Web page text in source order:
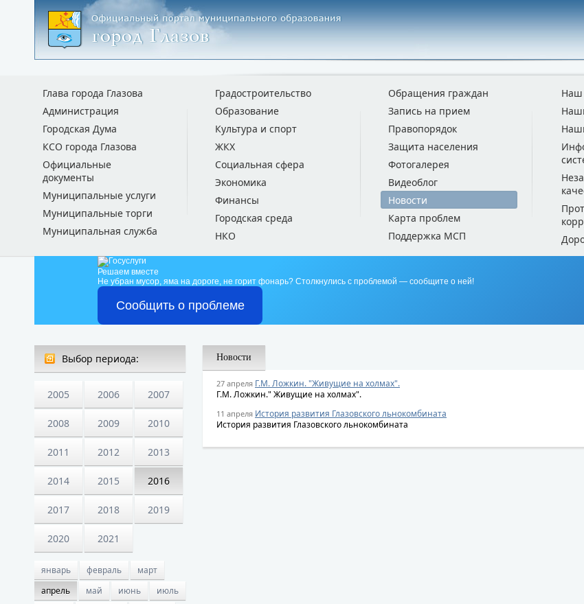
Глава города Глазова
Администрация
Городская Дума
КСО города Глазова
Официальные
документы
Муниципальные услуги
Муниципальные торги
Муниципальная служба
Градостроительство
Образование
Культура и спорт
ЖКХ
Социальная сфера
Экономика
Финансы
Городская среда
НКО
Обращения граждан
Запись на прием
Правопорядок
Защита населения
Фотогалерея
Видеоблог
Новости
Карта проблем
Поддержка МСП
Наш
Решаем вместе
Не убран мусор, яма на дороге, не горит фонарь? Столкнулись с проблемой — сообщите о ней!
Сообщить о проблеме
Выбор периода:
2005 2006 2007
2008 2009 2010
2011 2012 2013
2014 2015 2016
2017 2018 2019
2020 2021
январь февраль
март
апрель
май июнь
июль
Новости
27 апреля Г.М. Ложкин. "Живущие на холмах".
Г.М. Ложкин." Живущие на холмах".
11 апреля История развития Глазовского льнокомбината
История развития Глазовского льнокомбината